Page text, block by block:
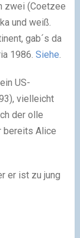
zwei (Coetzee
und weiß.
gab´s da
1986. Siehe.
US-
vielleicht
der olle
bereits Alice
er ist zu jung